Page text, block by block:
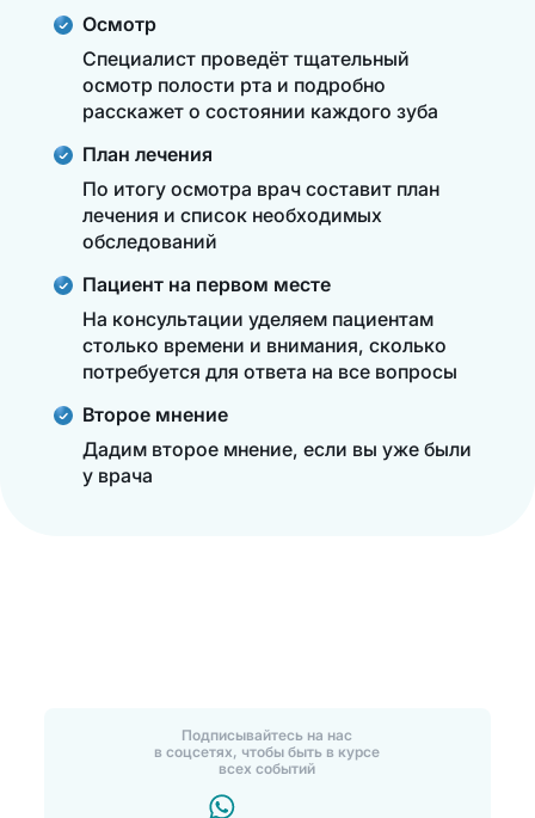
Осмотр
Специалист проведёт тщательный
осмотр полости рта и подробно
расскажет о состоянии каждого зуба
План лечения
По итогу осмотра врач составит план
лечения и список необходимых
обследований
Пациент на первом месте
На консультации уделяем пациентам
столько времени и внимания, сколько
потребуется для ответа на все вопросы
Второе мнение
Дадим второе мнение, если вы уже были
у врача
Подписывайтесь на нас
в соцсетях, чтобы быть в курсе
всех событий